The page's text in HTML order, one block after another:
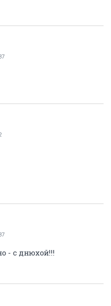
- с днюхой!!!